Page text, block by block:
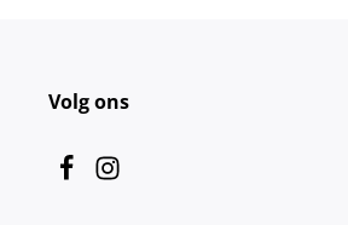
Volg ons